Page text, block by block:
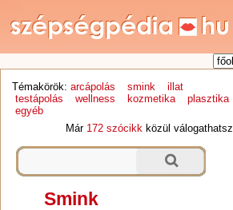
Témakörök: arcápolás smink
illat
testápolás
wellness kozmetika
plasztika
egyéb
Már 172 szócikk közül válogathatsz.
Smink